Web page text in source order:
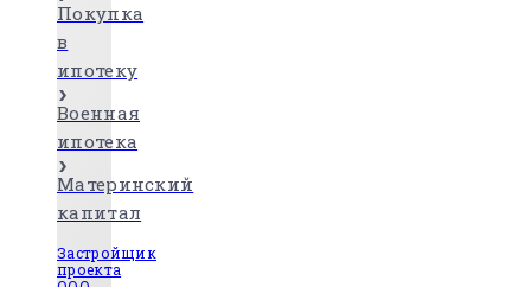
Покупка
в
ипотеку
Военная
ипотека
Материнский
капитал
Застройщик
проекта